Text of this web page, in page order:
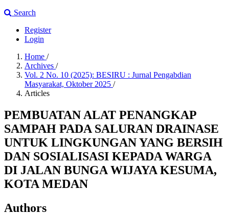
Search
Register
Login
Home /
Archives /
Vol. 2 No. 10 (2025): BESIRU : Jurnal Pengabdian
Masyarakat, Oktober 2025 /
Articles
PEMBUATAN ALAT PENANGKAP
SAMPAH PADA SALURAN DRAINASE
UNTUK LINGKUNGAN YANG BERSIH
DAN SOSIALISASI KEPADA WARGA
DI JALAN BUNGA WIJAYA KESUMA,
KOTA MEDAN
Authors